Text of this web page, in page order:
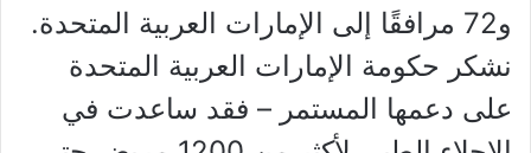
و72 مرافقًا إلى الإمارات العربية المتحدة.
نشكر حكومة الإمارات العربية المتحدة
على دعمها المستمر – فقد ساعدت في